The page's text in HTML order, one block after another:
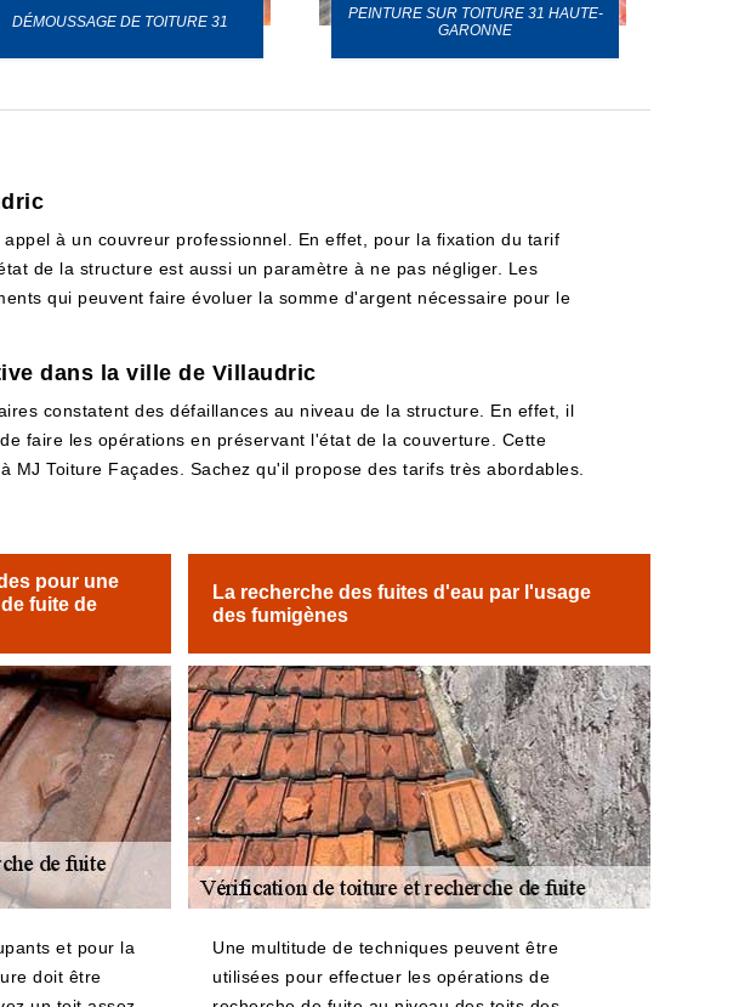
DÉMOUSSAGE DE TOITURE 31
PEINTURE SUR TOITURE 31 HAUTE-
GARONNE
à un couvreur professionnel. En effet, pour la fixation du tarif
de la structure est aussi un paramètre à ne pas négliger. Les
qui peuvent faire évoluer la somme d'argent nécessaire pour le
dans la ville de Villaudric
constatent des défaillances au niveau de la structure. En effet, il
faire les opérations en préservant l'état de la couverture. Cette
Toiture Façades. Sachez qu'il propose des tarifs très abordables.
pour une
fuite de
et pour la
doit être
La recherche des fuites d'eau par l'usage
des fumigènes
Une multitude de techniques peuvent être
utilisées pour effectuer les opérations de